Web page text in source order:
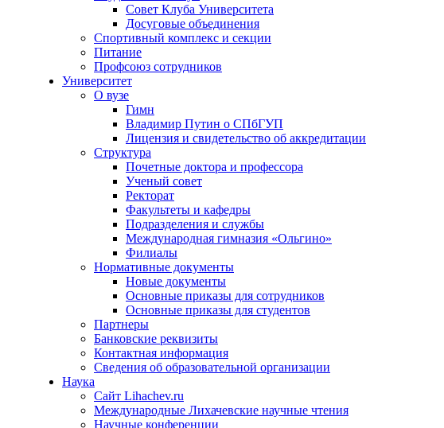
Совет Клуба Университета
Досуговые объединения
Спортивный комплекс и секции
Питание
Профсоюз сотрудников
Университет
О вузе
Гимн
Владимир Путин о СПбГУП
Лицензия и свидетельство об аккредитации
Структура
Почетные доктора и профессора
Ученый совет
Ректорат
Факультеты и кафедры
Подразделения и службы
Международная гимназия «Ольгино»
Филиалы
Нормативные документы
Новые документы
Основные приказы для сотрудников
Основные приказы для студентов
Партнеры
Банковские реквизиты
Контактная информация
Сведения об образовательной организации
Наука
Сайт Lihachev.ru
Международные Лихачевские научные чтения
Научные конференции